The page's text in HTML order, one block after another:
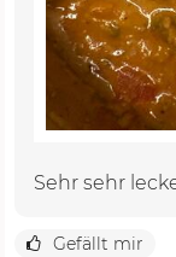
Sehr sehr
Gefällt mir